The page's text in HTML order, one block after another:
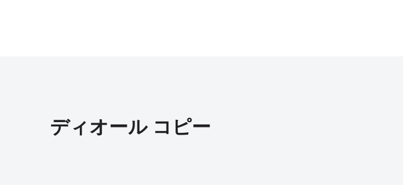
ディオール コピー